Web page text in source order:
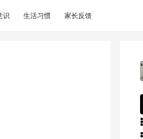
识 生活习惯 家长反馈